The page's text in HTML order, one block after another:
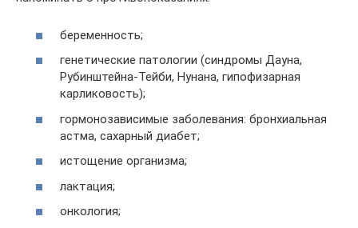
беременность;
генетические патологии (синдромы Дауна,
Рубинштейна-Тейби, Нунана, гипофизарная
карликовость);
гормонозависимые заболевания: бронхиальная
астма, сахарный диабет;
истощение организма;
лактация;
онкология;